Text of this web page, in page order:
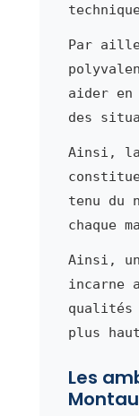
Par
aider en
des
Ainsi, la
tenu du
chaque
Ainsi,
incarne
qualités
plus
Les